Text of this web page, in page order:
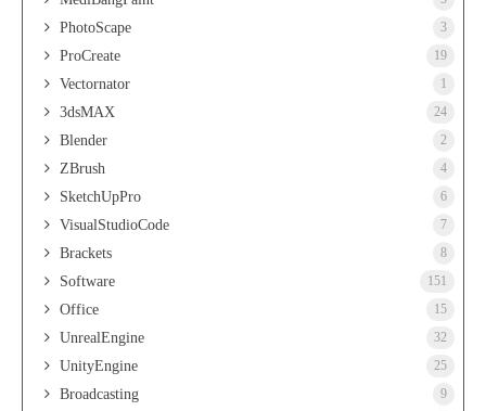
PhotoScape 3
ProCreate 19
Vectornator 1
3dsMAX 24
Blender 2
ZBrush 4
SketchUpPro 6
VisualStudioCode 7
Brackets 8
Software 151
Office 15
UnrealEngine 32
UnityEngine 25
Broadcasting 9